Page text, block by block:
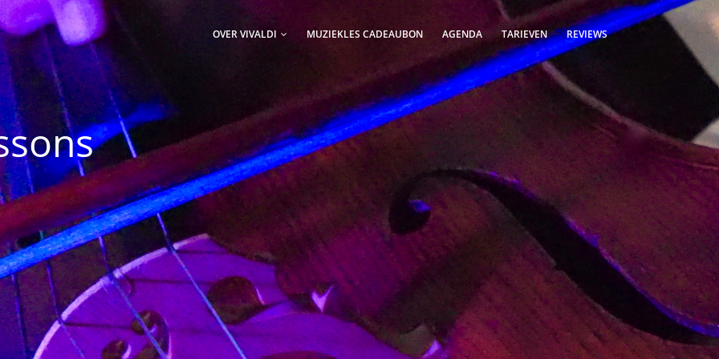
OVER VIVALDI MUZIEKLES CADEAUBON AGENDA TARIEVEN REVIEWS